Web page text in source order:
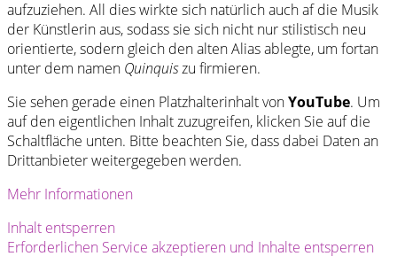
aufzuziehen. All dies wirkte sich natürlich auch af die Musik
der Künstlerin aus, sodass sie sich nicht nur stilistisch neu
orientierte, sodern gleich den alten Alias ablegte, um fortan
unter dem namen Quinquiszu firmieren.
Sie sehen gerade einen Platzhalterinhalt vonYouTube. Um
auf den eigentlichen Inhalt zuzugreifen, klicken Sie auf die
Schaltfläche unten. Bitte beachten Sie, dass dabei Daten an
Drittanbieter weitergegeben werden.
Mehr Informationen
Inhalt entsperren
Erforderlichen Service akzeptieren und Inhalte entsperren